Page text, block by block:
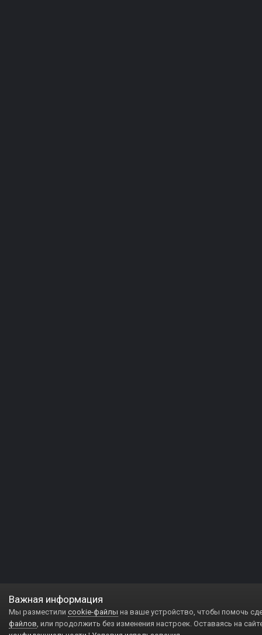
Важная информация
Мы разместили cookie-файлы на ваше устройство, чтобы помочь
файлов, или продолжить без изменения настроек. Оставаясь на